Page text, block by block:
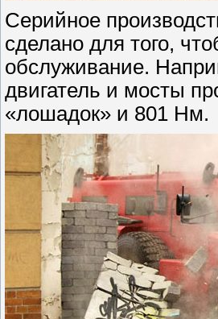
Серийное
сделано для того,
обслуживание.
двигатель и мосты
«лошадок» и 801 Нм.